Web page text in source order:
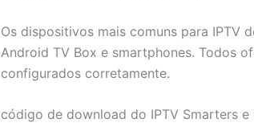
Os dispositivos mais comuns para IPTV
Android TV Box e smartphones. Todos
configurados corretamente.
código de download do IPTV Smarters